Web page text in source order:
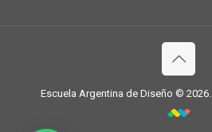
Escuela Argentina de Diseño © 2026.